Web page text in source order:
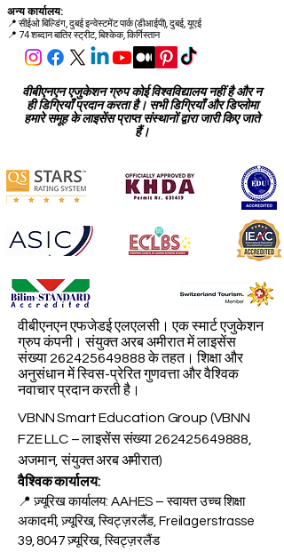
अन्य कार्यालय:
📍 सीईओ बिल्डिंग, दुबई इन्वेस्टमेंट पार्क (डीआईपी), दुबई, यूएई
📍 74 शब्दान बातिर स्ट्रीट, बिश्केक, किर्गिस्तान
वीबीएनएन एजुकेशन ग्रुप कोई विश्वविद्यालय नहीं है और न
ही डिग्रियाँ प्रदान करता है। सभी डिग्रियाँ और डिप्लोमा
हमारे समूह के लाइसेंस प्राप्त संस्थानों द्वारा जारी किए जाते
हैं।
वीबीएनएन एफजेडई एलएलसी। एक स्मार्ट एजुकेशन
ग्रुप कंपनी। संयुक्त अरब अमीरात में लाइसेंस
संख्या 262425649888के तहत। शिक्षा और
अनुसंधान में स्विस-प्रेरित गुणवत्ता और वैश्विक
नवाचार प्रदान करती है।
VBNN Smart Education Group (VBNN
FZE LLC – लाइसेंस संख्या 262425649888
अजमान, संयुक्त अरब अमीरात)
वैश्विक कार्यालय:
📍 ज़्यूरिख कार्यालय: AAHES – स्वायत्त उच्च शिक्षा
अकादमी, ज़्यूरिख, स्विट्ज़रलैंड, Freilagerstrasse
39, 8047 ज़्यूरिख, स्विट्ज़रलैंड